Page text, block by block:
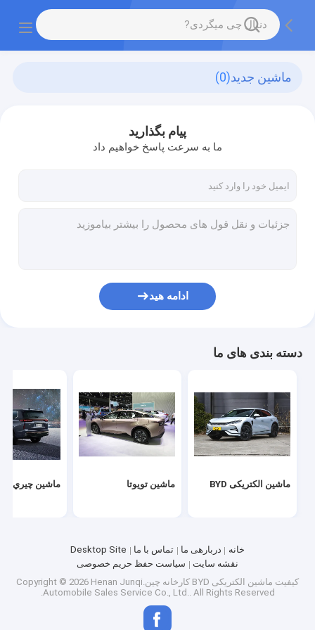
ماشين جديد(0)
پیام بگذارید
ما به سرعت پاسخ خواهیم داد
ادامه هید
دسته بندی های ما
ماشین الکتریکی BYD ماشین تویوتا ماشين چيري
خانه دربارهی ما تماس با ما
Desktop Site
نقشه سایت
سیاست حفظ حریم خصوصی
کیفیت ماشین الکتریکی BYD
کارخانه چین.Copyright © 2026 Henan Junqi
Automobile Sales Service Co., Ltd.. All Rights Reserved.